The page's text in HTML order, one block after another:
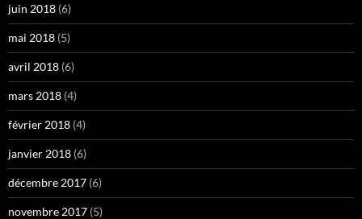
juin 2018 (6)
mai 2018 (5)
avril 2018 (6)
mars 2018 (4)
février 2018 (4)
janvier 2018 (6)
décembre 2017 (6)
novembre 2017 (5)